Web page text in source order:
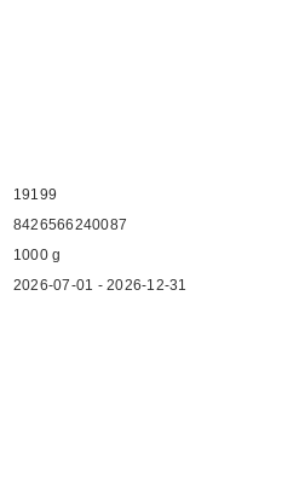
19199
8426566240087
1000 g
2026-07-01 - 2026-12-31